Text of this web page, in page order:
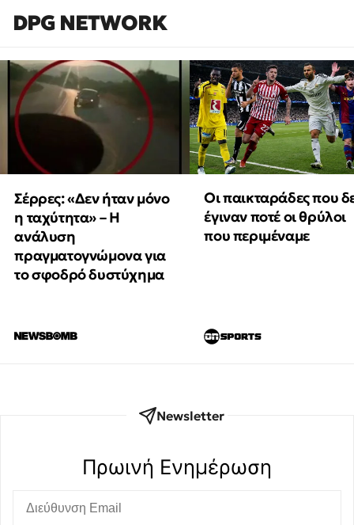
DPG NETWORK
Σέρρες: «Δεν ήταν μόνο
η ταχύτητα» – Η
ανάλυση
πραγματογνώμονα για
το σφοδρό δυστύχημα
Οι παικταράδες που
έγιναν ποτέ οι θρύλοι
που περιμέναμε
Newsletter
Πρωινή Eνημέρωση